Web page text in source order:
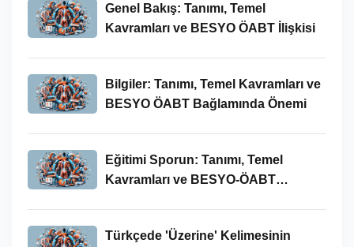
Genel Bakış: Tanımı, Temel
Kavramları ve BESYO ÖABT İlişkisi
Bilgiler: Tanımı, Temel Kavramları ve
BESYO ÖABT Bağlamında Önemi
Eğitimi Sporun: Tanımı, Temel
Kavramları ve BESYO-ÖABT
Türkçede 'Üzerine' Kelimesinin